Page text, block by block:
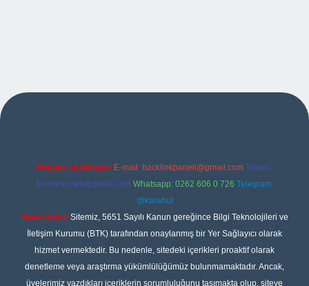
giriş
Reklam ve İletişim: E-mail: backlinkpaneli@gmail.com Teams:
forumhizmeti@gmail.com Whatsapp: 0262 606 0 726 Telegram:
@karabul
Yasal Uyarı: Sitemiz, 5651 Sayılı Kanun gereğince Bilgi Teknolojileri ve
İletişim Kurumu (BTK) tarafından onaylanmış bir Yer Sağlayıcı olarak
hizmet vermektedir. Bu nedenle, sitedeki içerikleri proaktif olarak
denetleme veya araştırma yükümlülüğümüz bulunmamaktadır. Ancak,
üyelerimiz yazdıkları içeriklerin sorumluluğunu taşımakta olup, siteye